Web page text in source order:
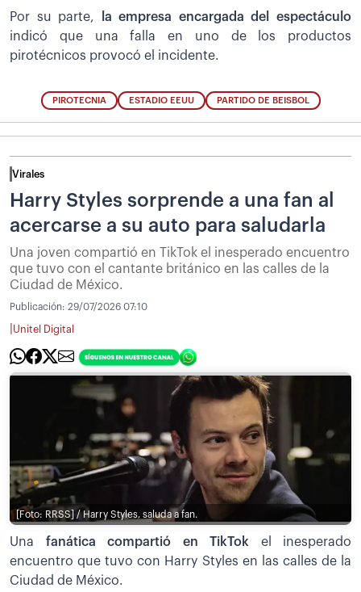
Por su parte,
la empresa encargada del espectáculo
indicó que una falla en uno de los productos
pirotécnicos provocó el incidente.
PIROTECNIA ESTADIO EEUU PARTIDO DE BEISBOL
Virales
Harry Styles sorprende a una fan al
acercarse a su auto para saludarla
Una joven compartió en TikTok el inesperado encuentro
que tuvo con el cantante británico en las calles de la
Ciudad de México.
Publicación: 29/07/2026 07:10
Unitel Digital
[Foto: RRSS] / Harry Styles, saluda a fan.
Una fanática compartió en TikTok el inesperado
encuentro que tuvo con Harry Styles en las calles de la
Ciudad de México.